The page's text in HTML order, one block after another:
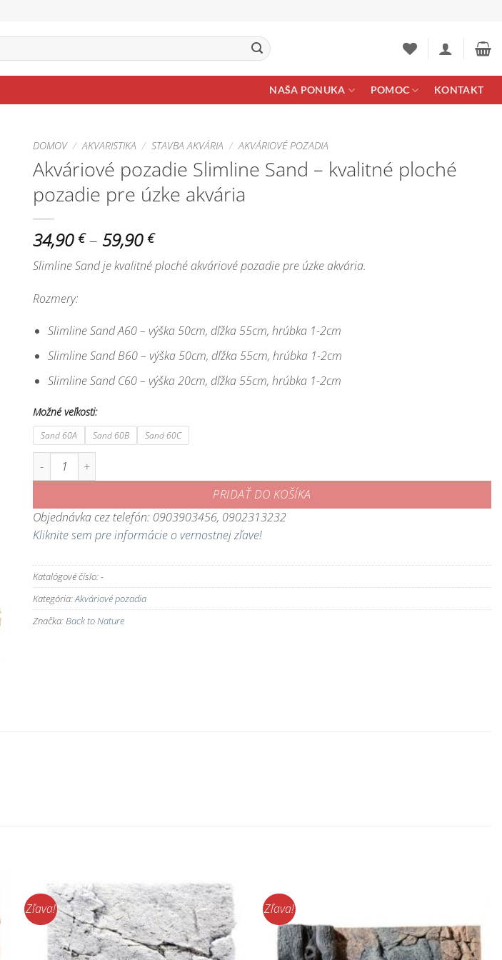
NAŠA PONUKA POMOC KONTAKT
DOMOV / AKVARISTIKA / STAVBA AKVÁRIA / AKVÁRIOVÉ POZADIA
Akváriové pozadie Slimline Sand – kvalitné ploché
pozadie pre úzke akvária
34,90 € – 59,90 €Price
range:
34,90 €
Slimline Sand je kvalitné ploché akváriové pozadie pre úzke akvária.
Rozmery:
Slimline Sand A60 – výška 50cm, dľžka 55cm, hrúbka 1-2cm
Slimline Sand B60 – výška 50cm, dľžka 55cm, hrúbka 1-2cm
Slimline Sand C60 – výška 20cm, dľžka 55cm, hrúbka 1-2cm
Možné veľkosti:
Sand 60A Sand 60B Sand 60C
množstvo Akváriové pozadie Slimline Sand - kvalitné ploché pozadie pre úzke akvária
PRIDAŤ DO KOŠÍKA
Objednávka cez telefón: 0903903456, 0902313232
Kliknite sem pre informácie o vernostnej zľave!
Katalógové číslo:-
Kategória:Akváriové pozadia
Značka:Back to Nature
Zľava!
Pridať do
zoznamu
obľúbených!
Zľava!
obľúbených!